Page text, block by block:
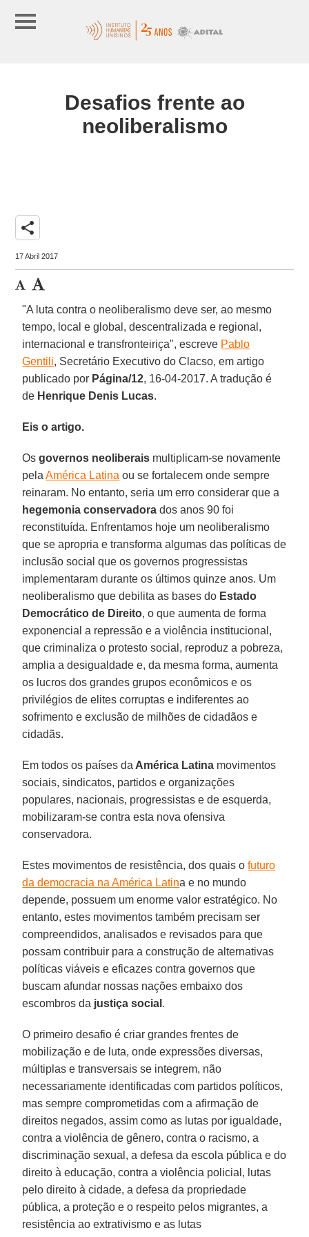
Desafios frente ao
neoliberalismo
share
17 Abril 2017
"A luta contra o neoliberalismo deve ser, ao mesmo
tempo, local e global, descentralizada e regional,
internacional e transfronteiriça", escreve Pablo
Gentili, Secretário Executivo do Clacso, em artigo
publicado por Página/12, 16-04-2017. A tradução é
de Henrique Denis Lucas.
Eis o artigo.
Osgovernos neoliberais multiplicam-se novamente
pelaAmérica Latina ou se fortalecem onde sempre
reinaram. No entanto, seria um erro considerar que a
hegemonia conservadora dos anos 90 foi
reconstituída. Enfrentamos hoje um neoliberalismo
que se apropria e transforma algumas das políticas de
inclusão social que os governos progressistas
implementaram durante os últimos quinze anos. Um
neoliberalismo que debilita as bases do Estado
Democrático de Direito, o que aumenta de forma
exponencial a repressão e a violência institucional,
que criminaliza o protesto social, reproduz a pobreza,
amplia a desigualdade e, da mesma forma, aumenta
os lucros dos grandes grupos econômicos e os
privilégios de elites corruptas e indiferentes ao
sofrimento e exclusão de milhões de cidadãos e
cidadãs.
Em todos os países da América Latina movimentos
sociais, sindicatos, partidos e organizações
populares, nacionais, progressistas e de esquerda,
mobilizaram-se contra esta nova ofensiva
conservadora.
Estes movimentos de resistência, dos quais ofuturo
da democracia na América Latina e no mundo
depende, possuem um enorme valor estratégico. No
entanto, estes movimentos também precisam ser
compreendidos, analisados e revisados para que
possam contribuir para a construção de alternativas
políticas viáveis e eficazes contra governos que
buscam afundar nossas nações embaixo dos
escombros da justiça social .
O primeiro desafio é criar grandes frentes de
mobilização e de luta, onde expressões diversas,
múltiplas e transversais se integrem, não
necessariamente identificadas com partidos políticos,
mas sempre comprometidas com a afirmação de
direitos negados, assim como as lutas por igualdade,
contra a violência de gênero, contra o racismo, a
discriminação sexual, a defesa da escola pública e do
direito à educação, contra a violência policial, lutas
pelo direito à cidade, a defesa da propriedade
pública, a proteção e o respeito pelos migrantes, a
resistência ao extrativismo e as lutas